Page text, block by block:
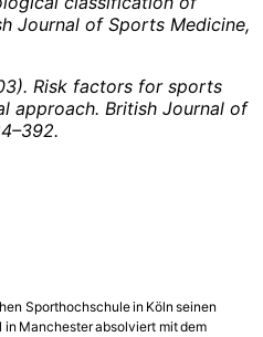
Journal of Sports Medicine,
Risk factors for sports
approach. British Journal of
Sporthochschule in Köln seinen
in Manchester absolviert mit dem